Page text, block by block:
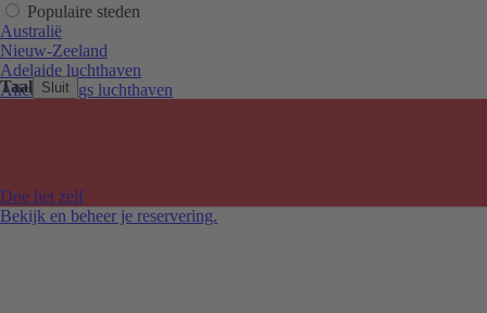
Taal Sluit
Doe het zelf
Bekijk en beheer je reservering.
Populaire steden
Australië
Nieuw-Zeeland
Adelaide luchthaven
Alice Springs luchthaven
Melbourne Tullamarine luchthaven
Perth luchthaven
Sydney luchthaven